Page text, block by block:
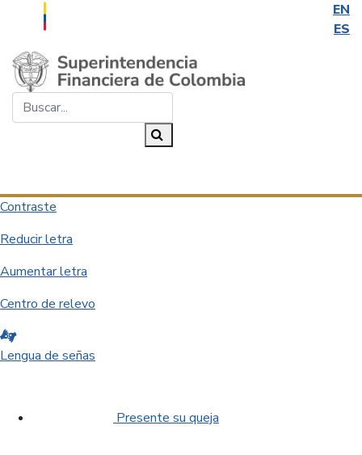
EN
ES
Saltar al contenido principal
Contraste
Reducir letra
Aumentar letra
Centro de relevo
Lengua de señas
Presente su queja